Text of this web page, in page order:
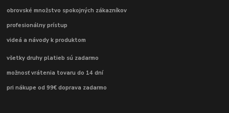
obrovské množstvo spokojných zákazníkov
profesionálny prístup
videá a návody k produktom
všetky druhy platieb sú zadarmo
možnosť vrátenia tovaru do 14 dní
pri nákupe od 99€ doprava zadarmo